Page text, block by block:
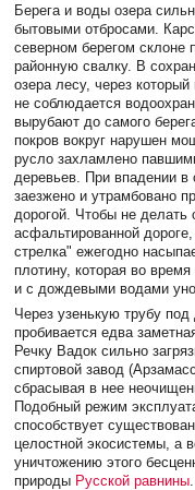
Берега и воды озера
бытовыми отбросами.
северном берегом склоне
районную свалку. В
озера лесу, через который
не соблюдается
вырубают до самого
покров вокруг нарушен
русло захламлено
деревьев. При впадении в
заезжено и утрамбовано
дорогой. Чтобы не делать
асфальтированной
стрелка" ежегодно
плотину, которая во
и с дождевыми водами
Через узенькую трубу под
пробивается едва
Речку Вадок сильно
спиртовой завод
сбрасывая в нее
Подобный режим
способствует
целостной экосистемы, а
уничтожению этого
природы Русской равнины